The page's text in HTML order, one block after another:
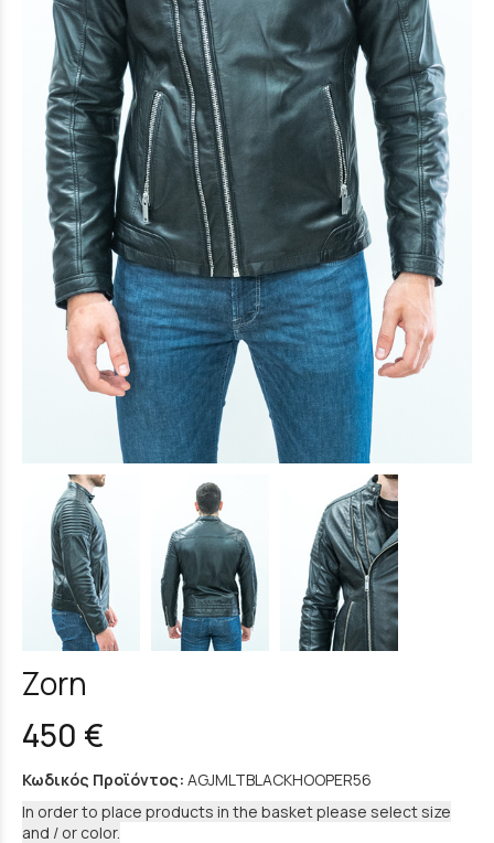
Zorn
450 €
Κωδικός Προϊόντος: AGJMLTBLACKHOOPER56
In order to place products in the basket please select size
and / or color.